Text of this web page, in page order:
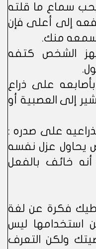
يحب سماع ما قلته
إلى أعلى فإن
سمعه منك.
الشخص كتفه
على ذراع
إلى العصبية أو
على صدره :
يحاول عزل نفسه
خائف بالفعل
فكرة عن لغة
استخدامها ليس
ولكن التعرف